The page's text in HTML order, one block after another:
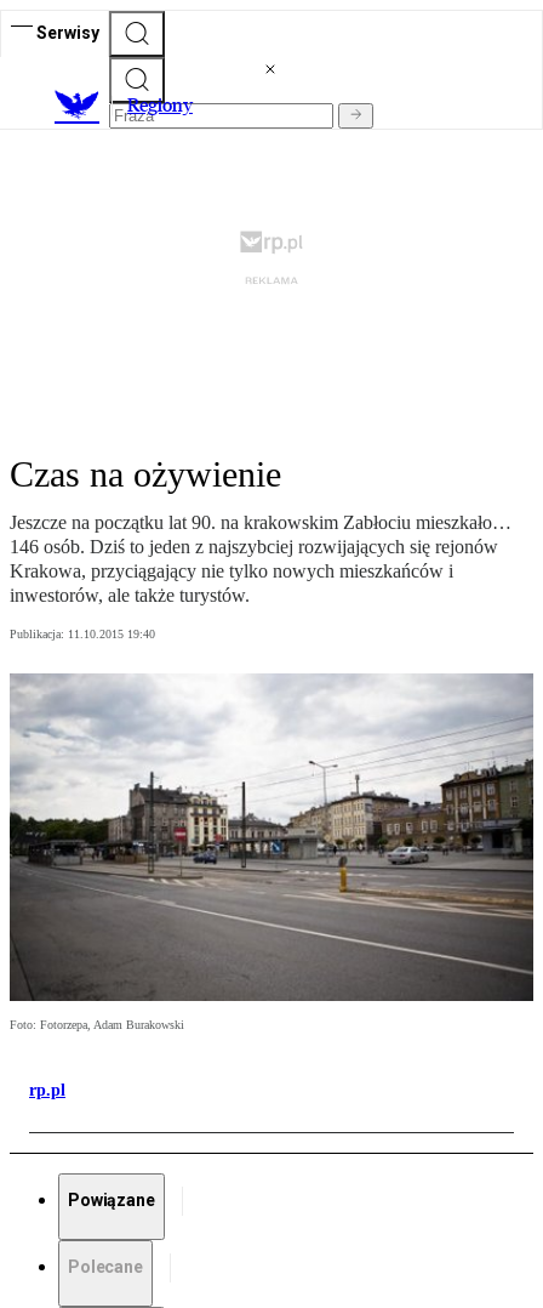
Serwisy
Regiony
Czas na ożywienie
Jeszcze na początku lat 90. na krakowskim Zabłociu mieszkało…
146 osób. Dziś to jeden z najszybciej rozwijających się rejonów
Krakowa, przyciągający nie tylko nowych mieszkańców i
inwestorów, ale także turystów.
Publikacja: 11.10.2015 19:40
Foto: Fotorzepa, Adam Burakowski
rp.pl
Powiązane
Polecane